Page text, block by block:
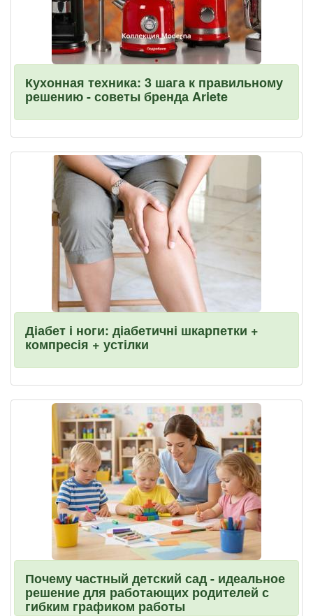
Кухонная техника: 3 шага к правильному
решению - советы бренда Ariete
Діабет і ноги: діабетичні шкарпетки +
компресія + устілки
Почему частный детский сад - идеальное
решение для работающих родителей с
гибким графиком работы